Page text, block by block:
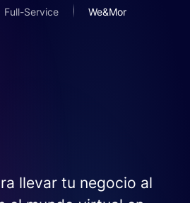
Full-Service We&Mor
llevar tu negocio al